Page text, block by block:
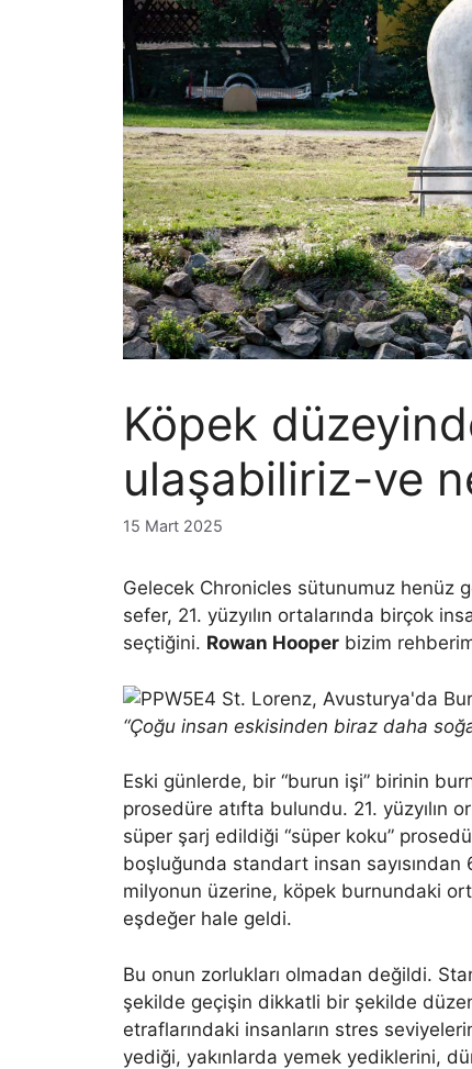
Köpek
ulaşabiliriz-ve
15 Mart 2025
Gelecek Chronicles sütunumuz henüz
sefer, 21. yüzyılın ortalarında birçok
seçtiğini. Rowan Hooper bizim
“Çoğu insan eskisinden biraz daha
Eski günlerde, bir “burun işi” birinin
prosedüre atıfta bulundu. 21. yüzyılın
süper şarj edildiği “süper koku”
boşluğunda standart insan
milyonun üzerine, köpek burnundaki
eşdeğer hale geldi.
Bu onun zorlukları olmadan değildi.
şekilde geçişin dikkatli bir şekilde
etraflarındaki insanların stres
yediği, yakınlarda yemek yediklerini,